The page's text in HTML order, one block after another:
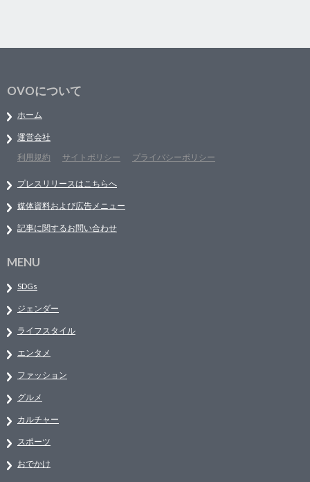
OVOについて
ホーム
運営会社
利用規約
サイトポリシー プライバシーポリシー
プレスリリースはこちらへ
媒体資料および広告メニュー
記事に関するお問い合わせ
MENU
SDGs
ジェンダー
ライフスタイル
エンタメ
ファッション
グルメ
カルチャー
スポーツ
おでかけ